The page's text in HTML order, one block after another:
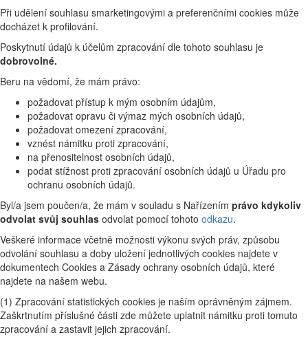
Při udělení souhlasu smarketingovými a preferenčními cookies může
docházet k profilování.
Poskytnutí údajů k účelům zpracování dle tohoto souhlasu je
dobrovolné.
Beru na vědomí, že mám právo:
požadovat přístup k mým osobním údajům,
požadovat opravu či výmaz mých osobních údajů,
požadovat omezení zpracování,
vznést námitku proti zpracování,
na přenositelnost osobních údajů,
podat stížnost proti zpracování osobních údajů u Úřadu pro
ochranu osobních údajů.
Byl/a jsem poučen/a, že mám v souladu s Nařízením právo kdykoliv
odvolat svůj souhlas odvolat pomocí tohoto odkazu.
Veškeré informace včetně možnosti výkonu svých práv, způsobu
odvolání souhlasu a doby uložení jednotlivých cookies najdete v
dokumentech Cookies a Zásady ochrany osobních údajů, které
najdete na našem webu.
(1) Zpracování statistických cookies je naším oprávněným zájmem.
Zaškrtnutím příslušné části zde můžete uplatnit námitku proti tomuto
zpracování a zastavit jejich zpracování.